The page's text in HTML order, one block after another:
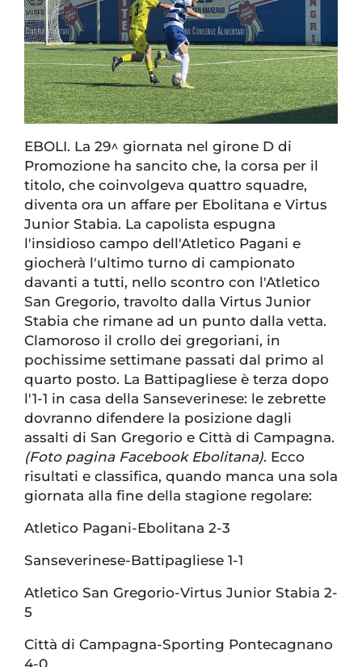
EBOLI. La 29^ giornata nel girone D di
Promozione ha sancito che, la corsa per il
titolo, che coinvolgeva quattro squadre,
diventa ora un affare per Ebolitana e Virtus
Junior Stabia. La capolista espugna
l'insidioso campo dell'Atletico Pagani e
giocherà l'ultimo turno di campionato
davanti a tutti, nello scontro con l'Atletico
San Gregorio, travolto dalla Virtus Junior
Stabia che rimane ad un punto dalla vetta.
Clamoroso il crollo dei gregoriani, in
pochissime settimane passati dal primo al
quarto posto. La Battipagliese è terza dopo
l'1-1 in casa della Sanseverinese: le zebrette
dovranno difendere la posizione dagli
assalti di San Gregorio e Città di Campagna.
(Foto pagina Facebook Ebolitana). Ecco
risultati e classifica, quando manca una sola
giornata alla fine della stagione regolare:
Atletico Pagani-Ebolitana 2-3
Sanseverinese-Battipagliese 1-1
Atletico San Gregorio-Virtus Junior Stabia 2-
5
Città di Campagna-Sporting Pontecagnano